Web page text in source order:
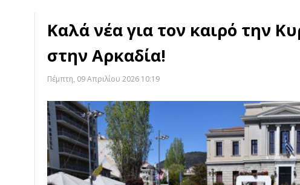
Καλά νέα για τον καιρό την
στην Αρκαδία!
Πέμπτη, 09 Απριλίου 2026 10:19